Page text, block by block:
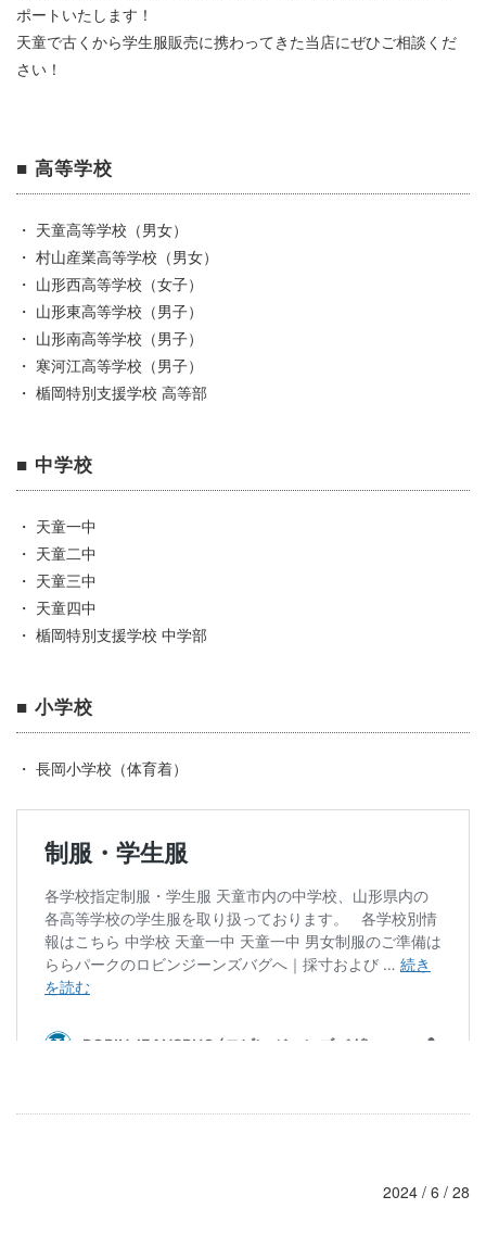
ポートいたします！
天童で古くから学生服販売に携わってきた当店にぜひご相談くだ
さい！
■ 高等学校
・ 天童高等学校（男女）
・ 村山産業高等学校（男女）
・ 山形西高等学校（女子）
・ 山形東高等学校（男子）
・ 山形南高等学校（男子）
・ 寒河江高等学校（男子）
・ 楯岡特別支援学校 高等部
■ 中学校
・ 天童一中
・ 天童二中
・ 天童三中
・ 天童四中
・ 楯岡特別支援学校 中学部
■ 小学校
・ 長岡小学校（体育着）
2024 / 6 / 28